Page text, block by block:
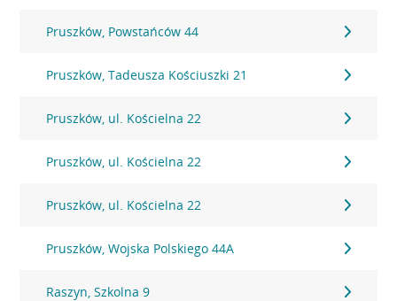
Pruszków, Powstańców 44
Pruszków, Tadeusza Kościuszki 21
Pruszków, ul. Kościelna 22
Pruszków, ul. Kościelna 22
Pruszków, ul. Kościelna 22
Pruszków, Wojska Polskiego 44A
Raszyn, Szkolna 9